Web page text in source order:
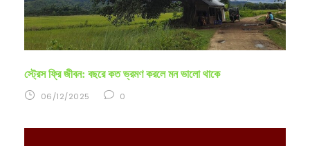
স্ট্রেস ফ্রি জীবন: বছরে কত ভ্রমণ করলে মন ভালো থাকে
06/12/2025 0